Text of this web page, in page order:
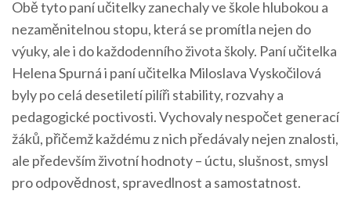
Obě tyto paní učitelky zanechaly ve škole hlubokou a
nezaměnitelnou stopu, která se promítla nejen do
výuky, ale i do každodenního života školy. Paní učitelka
Helena Spurná i paní učitelka Miloslava Vyskočilová
byly po celá desetiletí pilíři stability, rozvahy a
pedagogické poctivosti. Vychovaly nespočet generací
žáků, přičemž každému z nich předávaly nejen znalosti,
ale především životní hodnoty – úctu, slušnost, smysl
pro odpovědnost, spravedlnost a samostatnost.